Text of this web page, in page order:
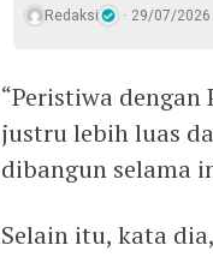
Redaksi 29/07/2026
“Peristiwa
justru lebih luas
dibangun selama
Selain itu, kata